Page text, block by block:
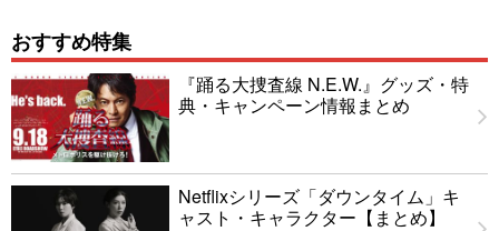
おすすめ特集
『踊る大捜査線 N.E.W.』グッズ・特
典・キャンペーン情報まとめ
Netflixシリーズ「ダウンタイム」キ
ャスト・キャラクター【まとめ】